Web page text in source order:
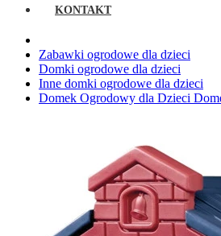
KONTAKT
Zabawki ogrodowe dla dzieci
Domki ogrodowe dla dzieci
Inne domki ogrodowe dla dzieci
Domek Ogrodowy dla Dzieci